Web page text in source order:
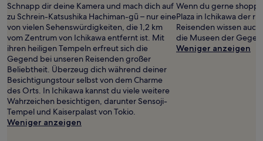
Schnapp dir deine Kamera und mach dich auf
zu Schrein-Katsushika Hachiman-gū – nur eine
von vielen Sehenswürdigkeiten, die 1,2 km
vom Zentrum von Ichikawa entfernt ist. Mit
ihren heiligen Tempeln erfreut sich die
Gegend bei unseren Reisenden großer
Beliebtheit. Überzeug dich während deiner
Besichtigungstour selbst von dem Charme
des Orts. In Ichikawa kannst du viele weitere
Wahrzeichen besichtigen, darunter Sensoji-
Tempel und Kaiserpalast von Tokio.
Weniger anzeigen
Wenn du gerne
Plaza in Ichikawa der
Reisenden wissen
die Museen der
Weniger anzeigen